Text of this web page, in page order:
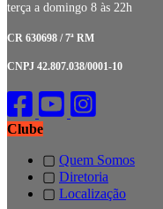
terça a domingo 8 às 22h
CR 630698 / 7ª RM
CNPJ 42.807.038/0001-10
Clube
▢ Quem Somos
▢ Diretoria
▢ Localização